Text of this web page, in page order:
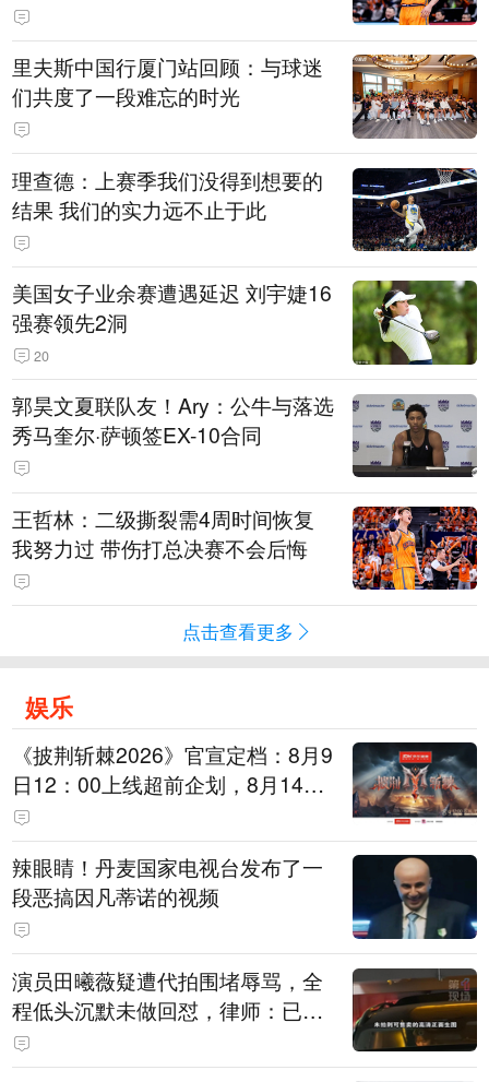
里夫斯中国行厦门站回顾：与球迷
们共度了一段难忘的时光
理查德：上赛季我们没得到想要的
结果 我们的实力远不止于此
美国女子业余赛遭遇延迟 刘宇婕16
强赛领先2洞
20
郭昊文夏联队友！Ary：公牛与落选
秀马奎尔·萨顿签EX-10合同
王哲林：二级撕裂需4周时间恢复
我努力过 带伤打总决赛不会后悔
点击查看更多
娱乐
《披荆斩棘2026》官宣定档：8月9
日12：00上线超前企划，8月14日
初见面直播，8月15日、16日两天
进行初舞台直播
辣眼睛！丹麦国家电视台发布了一
段恶搞因凡蒂诺的视频
演员田曦薇疑遭代拍围堵辱骂，全
程低头沉默未做回怼，律师：已超
出公众人物应容忍的合理界限